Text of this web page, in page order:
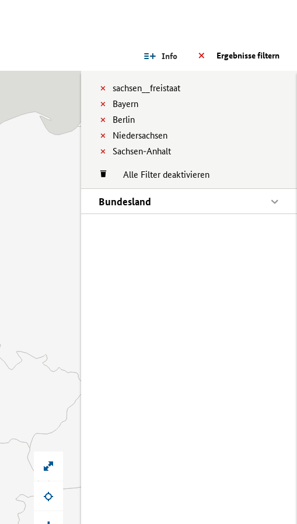
Ergebnisse filtern
Info
sachsen__freistaat
Bayern
Berlin
Niedersachsen
Sachsen-Anhalt
Alle Filter deaktivieren
Bundesland